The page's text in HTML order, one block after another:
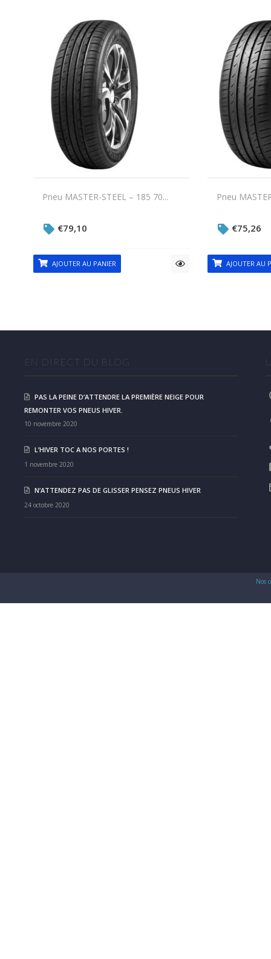
Pneu MASTER-STEEL – 185 70...
€79,10
AJOUTER AU PANIER
Pneu
€75,26
AJOUTER AU
EN DIRECT DU BLOG
PAS LA PEINE D’ATTENDRE LA PREMIÈRE NEIGE POUR
REMONTER VOS PNEUS HIVER.
10 novembre 2020
L’HIVER TOC A NOS PORTES !
1 novembre 2020
N’ATTENDEZ PAS DE GLISSER PENSEZ PNEUS HIVER
24 octobre 2020
Nos